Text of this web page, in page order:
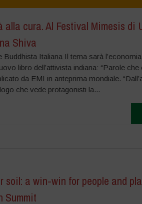
alla cura. Al Festival Mimesis di
Shiva
Buddhista Italiana Il tema sarà
libro dell’attivista indiana: “Parole che
da EMI in anteprima mondiale.
che vede protagonisti la...
soil: a win-win for people and
Summit